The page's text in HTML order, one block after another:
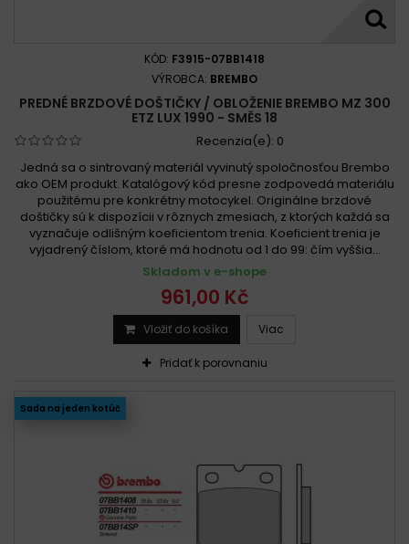
KÓD: F3915-07BB1418
VÝROBCA: BREMBO
PREDNÉ BRZDOVÉ DOŠTIČKY / OBLOŽENIE BREMBO MZ 300
ETZ LUX 1990 - SMĚS 18
Recenzia(e): 0
Jedná sa o sintrovaný materiál vyvinutý spoločnosťou Brembo
ako OEM produkt. Katalógový kód presne zodpovedá materiálu
použitému pre konkrétny motocykel. Originálne brzdové
doštičky sú k dispozícii v rôznych zmesiach, z ktorých každá sa
vyznačuje odlišným koeficientom trenia. Koeficient trenia je
vyjadrený číslom, ktoré má hodnotu od 1 do 99: čím vyššia...
Skladom v e-shope
961,00 Kč
Vložiť do košíka Viac
Pridať k porovnaniu
Sada na jeden kotúč